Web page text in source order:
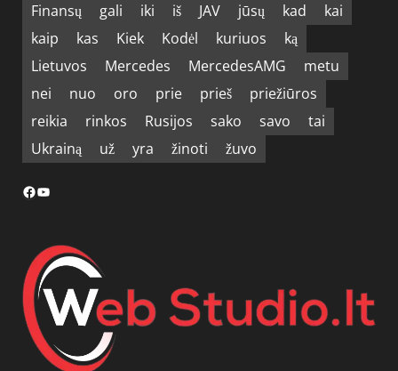
Finansų
gali iki iš JAV jūsų kad
kai
kaip
kas Kiek Kodėl kuriuos
ką
Lietuvos
Mercedes MercedesAMG
metu
nei
nuo oro prie prieš
priežiūros
reikia
rinkos Rusijos sako savo
tai
Ukrainą
už yra žinoti žuvo
Facebook
YouTube